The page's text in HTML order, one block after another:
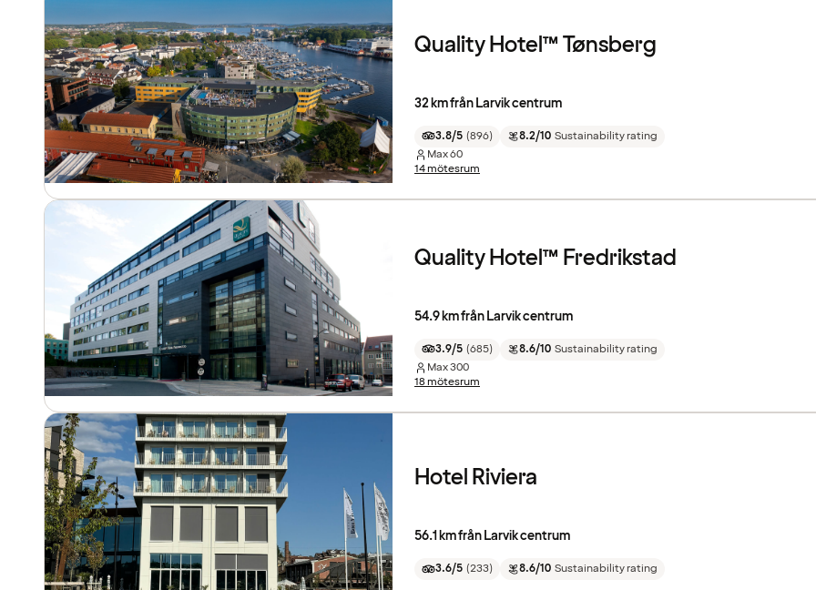
Quality Hotel™ Tønsberg
32 km från Larvik centrum
3.8/5 (896) 8.2/10 Sustainability rating
Max60
14 mötesrum
Quality Hotel™ Fredrikstad
54.9 km från Larvik centrum
3.9/5 (685) 8.6/10 Sustainability rating
Max300
18 mötesrum
Hotel Riviera
56.1 km från Larvik centrum
3.6/5 (233) 8.6/10 Sustainability rating